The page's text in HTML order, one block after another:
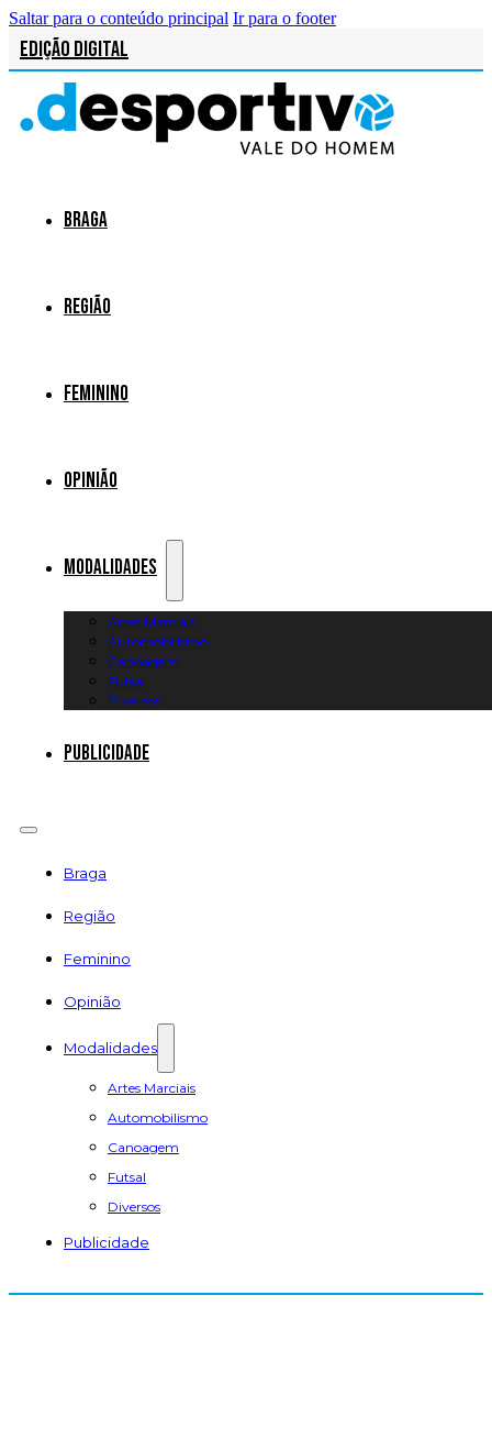
Saltar para o conteúdo principal Ir para o footer
Edição Digital
Braga
Região
Feminino
Opinião
Modalidades
Artes Marciais
Automobilismo
Canoagem
Futsal
Diversos
Publicidade
Braga
Região
Feminino
Opinião
Modalidades
Artes Marciais
Automobilismo
Canoagem
Futsal
Diversos
Publicidade